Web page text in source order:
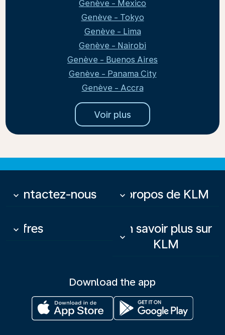
Genève - Mexico
Genève - Tokyo
Genève - Lima
Genève - Nairobi
Genève - Buenos Aires
Genève - Panama City
Genève - Accra
Voir plus
Contactez-nous
keyboard_arrow_down À propos de KLM
keyboard_arrow_down
Offres
keyboard_arrow_down
En savoir plus sur
KLM
keyboard_arrow_down
Download the app